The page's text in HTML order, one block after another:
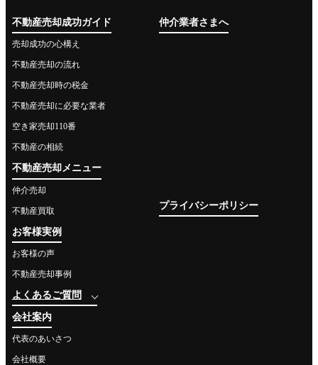
不動産売却成功ガイド
売却成功の心構え
不動産売却の流れ
不動産売却時の税金
不動産売却に必要な業者
空き家売却110番
不動産の相続
不動産売却メニュー
仲介売却
不動産買取
お客様実例
お客様の声
不動産売却事例
よくあるご質問
会社案内
代表のあいさつ
会社概要
仲介業者さまへ
プライバシーポリシー